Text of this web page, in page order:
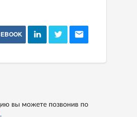
вы можете позвонив по
.